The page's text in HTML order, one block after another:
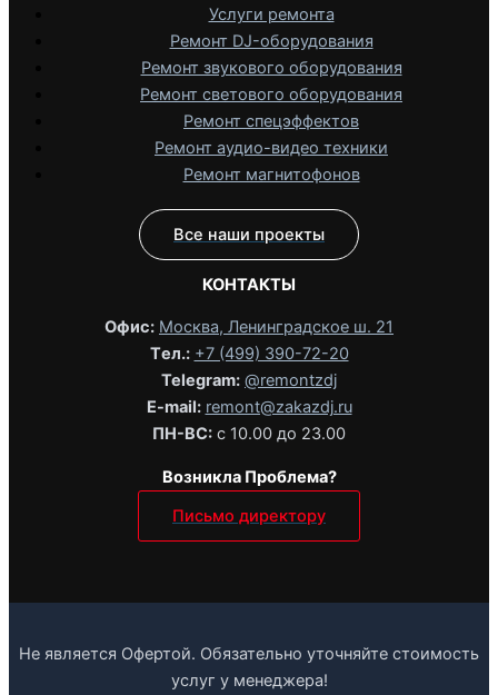
Услуги ремонта
Ремонт DJ-оборудования
Ремонт звукового оборудования
Ремонт светового оборудования
Ремонт спецэффектов
Ремонт аудио-видео техники
Ремонт магнитофонов
Все наши проекты
КОНТАКТЫ
Офис: Москва, Ленинградское ш. 21
Tел.: +7 (499) 390-72-20
Telegram: @remontzdj‬
E-mail: remont@zakazdj.ru
ПН-ВС: с 10.00 до 23.00
Возникла Проблема?
Письмо директору
Не является Офертой. Обязательно уточняйте стоимость
услуг у менеджера!